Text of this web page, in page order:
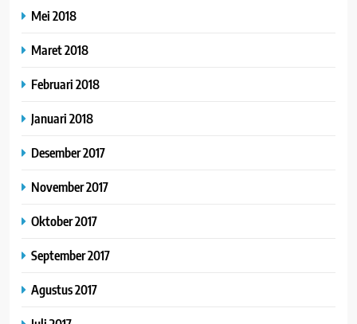
Mei 2018
Maret 2018
Februari 2018
Januari 2018
Desember 2017
November 2017
Oktober 2017
September 2017
Agustus 2017